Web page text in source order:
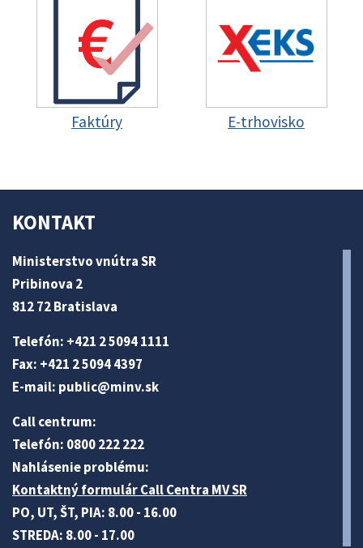
Faktúry E-trhovisko
KONTAKT
Ministerstvo vnútra SR
Pribinova 2
812 72 Bratislava
Telefón: +421 2 5094 1111
Fax: +421 2 5094 4397
E-mail: public@minv.sk
Call centrum:
Telefón: 0800 222 222
Nahlásenie problému:
Kontaktný formulár Call Centra MV SR
PO, UT, ŠT, PIA: 8.00 - 16.00
STREDA: 8.00 - 17.00